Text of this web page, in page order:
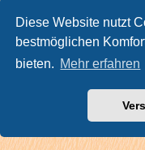
Diese Website nutzt
bestmöglichen
bieten. Mehr erfahren